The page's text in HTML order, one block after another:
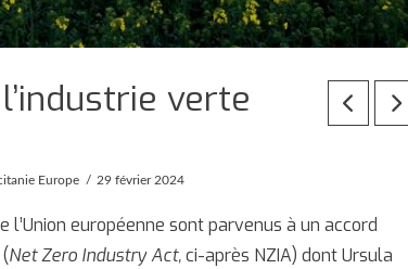
verte
Europe 29 février 2024
européenne sont parvenus à un accord
(Net Zero Industry Act,ci-après NZIA) dont Ursula